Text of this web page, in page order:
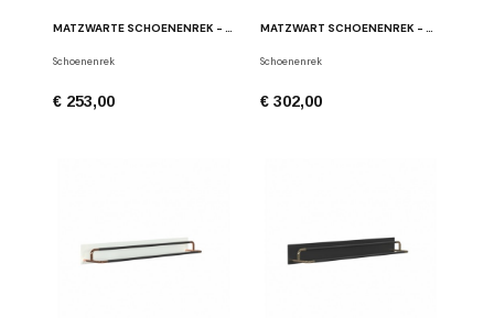
MATZWARTE SCHOENENREK - GEPOLIJST ROESTVRIJ STAAL W5002-B
Schoenenrek
€ 253,00
MATZWART SCHOENENREK - GEPOLIJST KOPER W5002-CB
Schoenenrek
€ 302,00